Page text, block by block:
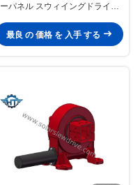
ーパネル スウィイングドライブ
されたソリューション
最良 の 価格 を 入手 する